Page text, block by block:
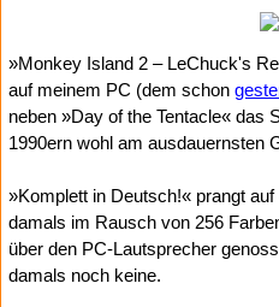
»Monkey Island 2 – LeChuck's
auf meinem PC (dem schon
neben »Day of the Tentacle« das
1990ern wohl am ausdauernsten
»Komplett in Deutsch!« prangt
damals im Rausch von 256
über den PC-Lautsprecher
damals noch keine.